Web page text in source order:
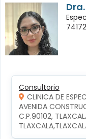
Consultorio
CLINICA DE
AVENIDA
C.P.90102,